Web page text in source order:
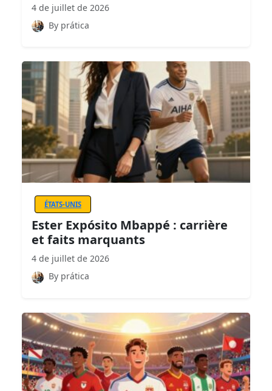
4 de juillet de 2026
By prática
ÉTATS-UNIS
Ester Expósito Mbappé : carrière
et faits marquants
4 de juillet de 2026
By prática